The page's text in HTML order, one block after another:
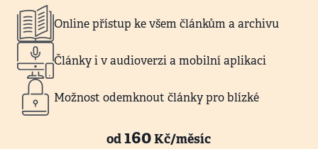
Online přístup ke všem článkům a archivu
Články i v audioverzi a mobilní aplikaci
Možnost odemknout články pro blízké
od160Kč/měsíc